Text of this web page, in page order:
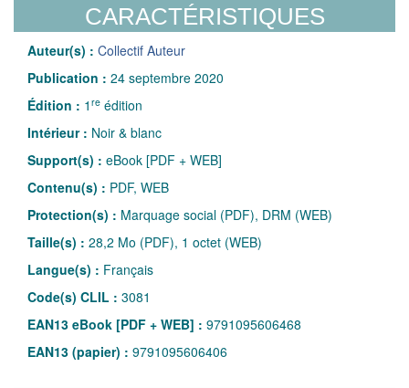
CARACTÉRISTIQUES
Auteur(s) : Collectif Auteur
Publication : 24 septembre 2020
Édition : 1 re édition
Intérieur : Noir & blanc
Support(s) : eBook [PDF + WEB]
Contenu(s) : PDF, WEB
Protection(s) : Marquage social (PDF), DRM (WEB)
Taille(s) : 28,2 Mo (PDF), 1 octet (WEB)
Langue(s) : Français
Code(s) CLIL : 3081
EAN13 eBook [PDF + WEB] : 9791095606468
EAN13 (papier) : 9791095606406